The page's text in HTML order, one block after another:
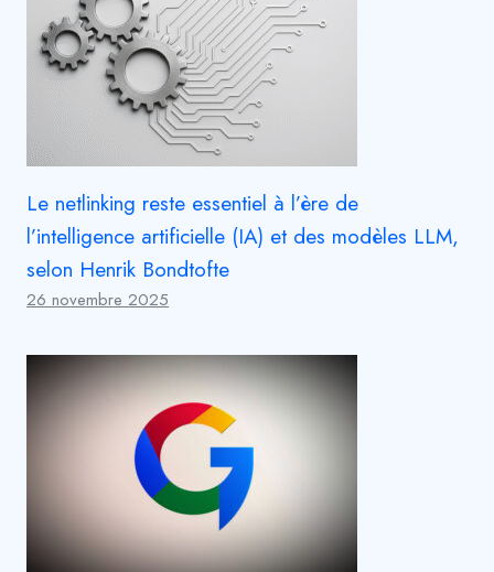
Le netlinking reste essentiel à l’ère de
l’intelligence artificielle (IA) et des modèles LLM,
selon Henrik Bondtofte
26 novembre 2025